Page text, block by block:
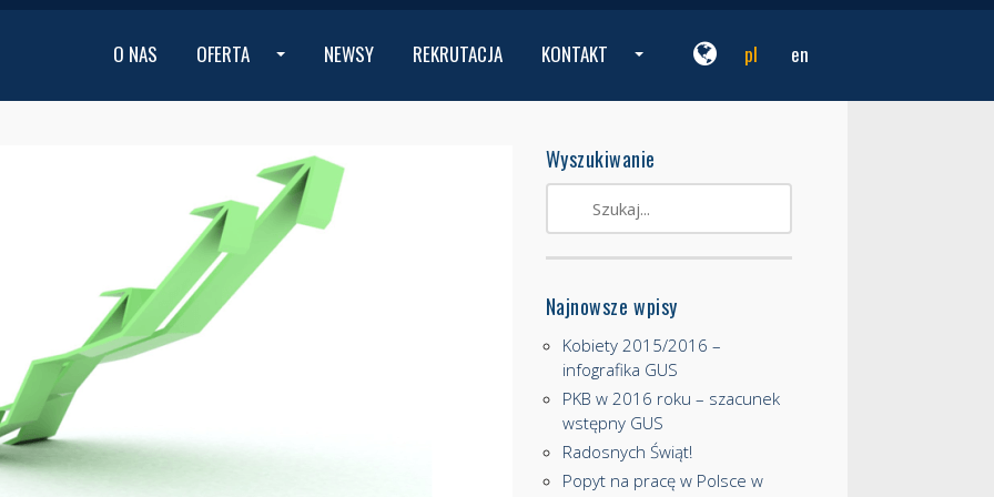
pl en
O NAS
OFERTA
...
NEWSY REKRUTACJA
KONTAKT
...
Wyszukiwanie
Najnowsze wpisy
Kobiety 2015/2016 –
infografika GUS
PKB w 2016 roku – szacunek
wstępny GUS
Radosnych Świąt!
Popyt na pracę w Polsce w